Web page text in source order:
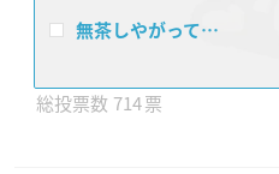
無茶しやがって…
714